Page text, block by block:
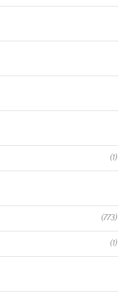
(1)
(773)
(1)